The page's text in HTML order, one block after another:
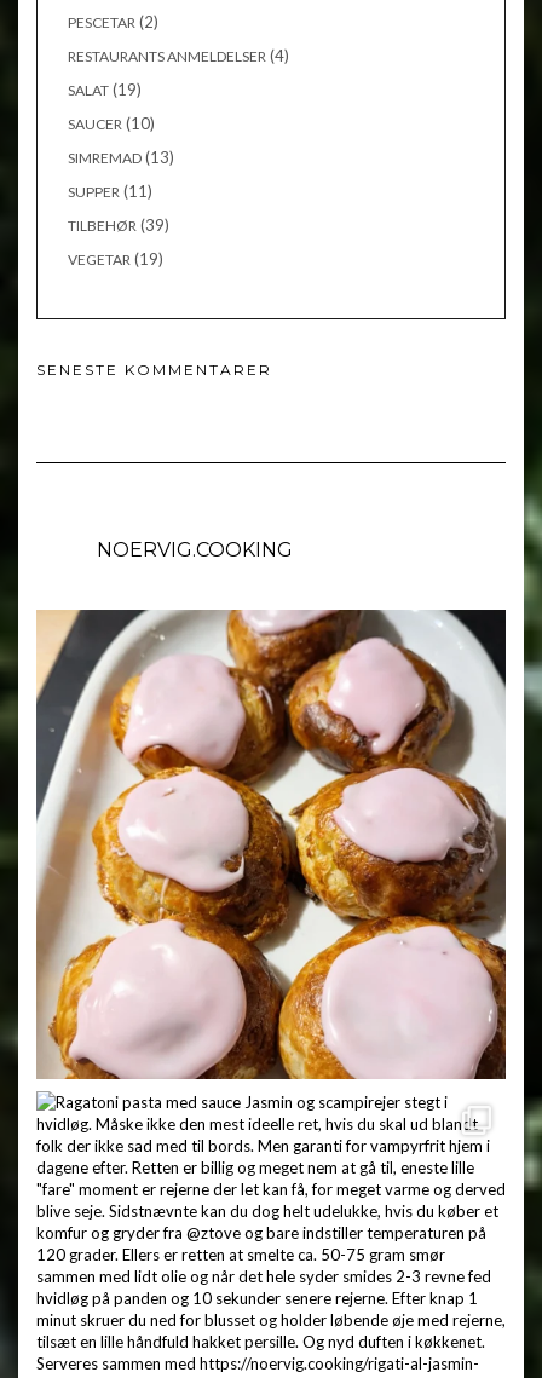
PESCETAR (2)
RESTAURANTS ANMELDELSER (4)
SALAT (19)
SAUCER (10)
SIMREMAD (13)
SUPPER (11)
TILBEHØR (39)
VEGETAR (19)
SENESTE KOMMENTARER
NOERVIG.COOKING